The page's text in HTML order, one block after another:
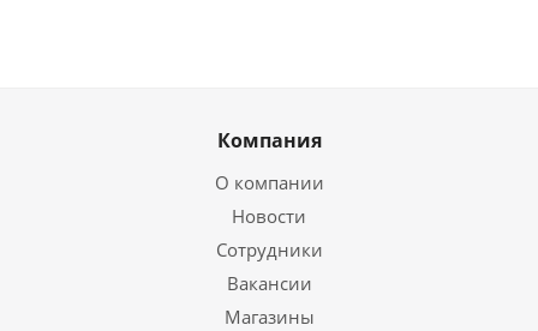
Компания
О компании
Новости
Сотрудники
Вакансии
Магазины